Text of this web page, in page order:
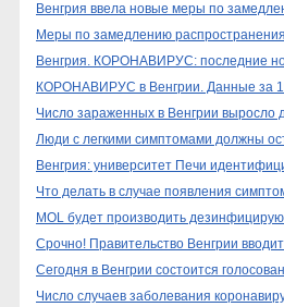
Венгрия ввела новые меры по
Меры по замедлению
Венгрия. КОРОНАВИРУС: последние
КОРОНАВИРУС в Венгрии. Данные за
Число зараженных в Венгрии выросло
Люди с легкими симптомами должны
Венгрия: университет Печи
Что делать в случае появления
MOL будет производить
Срочно! Правительство Венгрии
Сегодня в Венгрии состоится
Число случаев заболевания